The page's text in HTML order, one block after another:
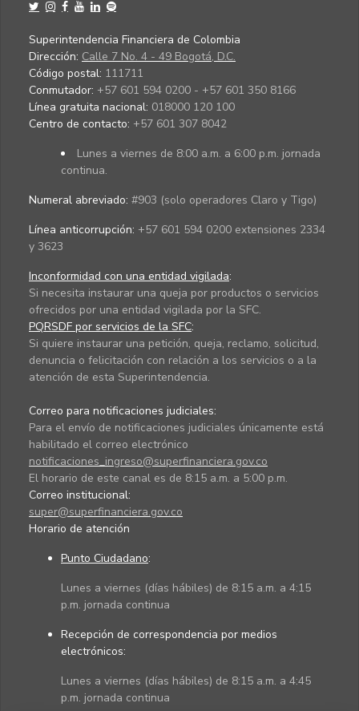
Superintendencia Financiera de Colombia
Dirección: Calle 7 No. 4 - 49 Bogotá, D.C.
Código postal: 111711
Conmutador: +57 601 594 0200 - +57 601 350 8166
Línea gratuita nacional: 018000 120 100
Centro de contacto: +57 601 307 8042
Lunes a viernes de 8:00 a.m. a 6:00 p.m. jornada
continua.
Numeral abreviado: #903 (solo operadores Claro y Tigo)
Línea anticorrupción: +57 601 594 0200 extensiones 2334
y 3623
Inconformidad con una entidad vigilada:
Si necesita instaurar una queja por productos o servicios
ofrecidos por una entidad vigilada por la SFC.
PQRSDF por servicios de la SFC:
Si quiere instaurar una petición, queja, reclamo, solicitud,
denuncia o felicitación con relación a los servicios o a la
atención de esta Superintendencia.
Correo para notificaciones judiciales:
Para el envío de notificaciones judiciales únicamente está
habilitado el correo electrónico
notificaciones_ingreso@superfinanciera.gov.co
El horario de este canal es de 8:15 a.m. a 5:00 p.m.
Correo institucional:
super@superfinanciera.gov.co
Horario de atención
Punto Ciudadano:
Lunes a viernes (días hábiles) de 8:15 a.m. a 4:15
p.m. jornada continua
Recepción de correspondencia por medios
electrónicos:
Lunes a viernes (días hábiles) de 8:15 a.m. a 4:45
p.m. jornada continua